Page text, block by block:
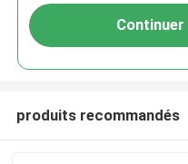
Continuer
produits recommandés